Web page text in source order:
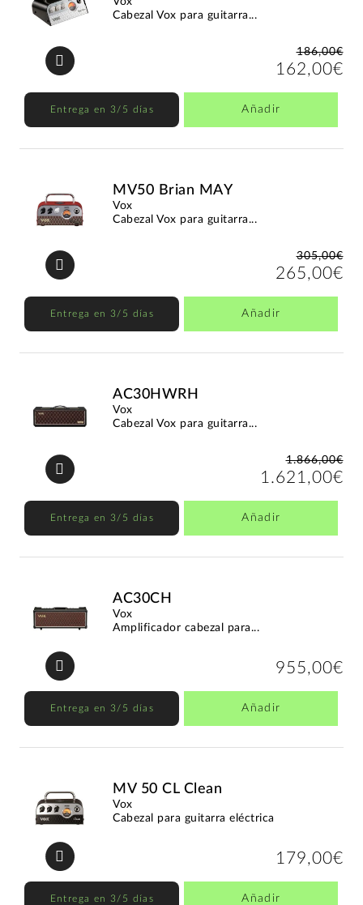
Cabezal Vox para guitarra...
186,00€
162,00€
Entrega en 3/5 días Añadir
MV50 Brian MAY
Vox
Cabezal Vox para guitarra...
305,00€
265,00€
Entrega en 3/5 días Añadir
AC30HWRH
Vox
Cabezal Vox para guitarra...
1.866,00€
1.621,00€
Entrega en 3/5 días Añadir
AC30CH
Vox
Amplificador cabezal para...
955,00€
Entrega en 3/5 días Añadir
MV 50 CL Clean
Vox
Cabezal para guitarra eléctrica
179,00€
Entrega en 3/5 días Añadir